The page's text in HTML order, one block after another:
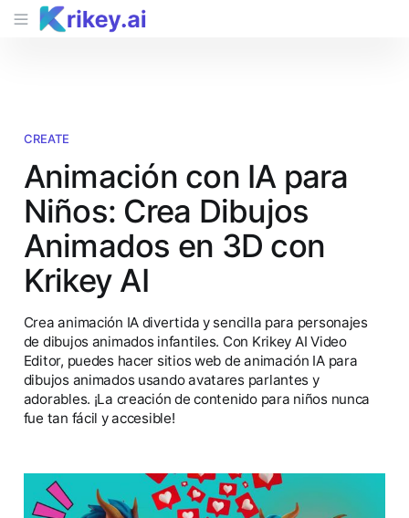
CREATE
Animación con IA para
Niños: Crea Dibujos
Animados en 3D con
Krikey AI
Crea animación IA divertida y sencilla para personajes
de dibujos animados infantiles. Con Krikey AI Video
Editor, puedes hacer sitios web de animación IA para
dibujos animados usando avatares parlantes y
adorables. ¡La creación de contenido para niños nunca
fue tan fácil y accesible!